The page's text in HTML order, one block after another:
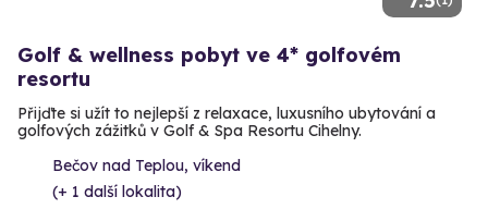
Golf & wellness pobyt ve 4* golfovém
resortu
Přijďte si užít to nejlepší z relaxace, luxusního ubytování a
golfových zážitků v Golf & Spa Resortu Cihelny.
Bečov nad Teplou, víkend
(+ 1 další lokalita)